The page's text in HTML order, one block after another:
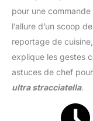
pour une
l’allure d’un scoop
reportage de
explique les gestes
astuces de chef
ultra stracciatella.